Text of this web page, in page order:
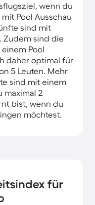
wenn du
Pool Ausschau
sind mit
Zudem sind die
Pool
daher optimal für
5 Leuten. Mehr
sind mit einem
maximal 2
bist, wenn du
möchtest.
für